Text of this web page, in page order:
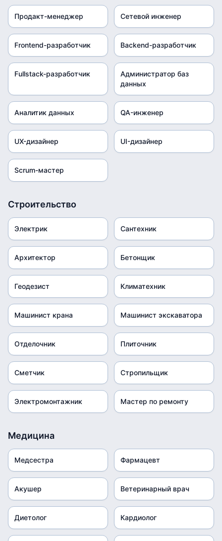
Продакт-менеджер Сетевой инженер
Frontend-разработчик Backend-разработчик
Fullstack-разработчик
Администратор баз
данных
Аналитик данных QA-инженер
UX-дизайнер UI-дизайнер
Scrum-мастер
Строительство
Электрик Сантехник
Архитектор Бетонщик
Геодезист Климатехник
Машинист крана Машинист экскаватора
Отделочник Плиточник
Сметчик Стропильщик
Электромонтажник Мастер по ремонту
Медицина
Медсестра Фармацевт
Акушер Ветеринарный врач
Диетолог Кардиолог